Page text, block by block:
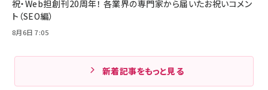
祝・Web担創刊20周年！ 各業界の専門家から届いたお祝いコメン
ト（SEO編）
8月6日 7:05
新着記事をもっと見る